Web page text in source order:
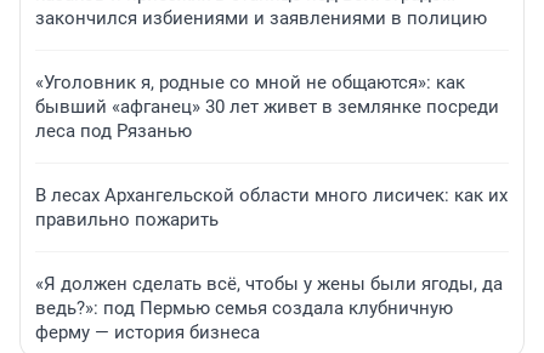
закончился избиениями и заявлениями в полицию
«Уголовник я, родные со мной не общаются»: как
бывший «афганец» 30 лет живет в землянке посреди
леса под Рязанью
В лесах Архангельской области много лисичек: как их
правильно пожарить
«Я должен сделать всё, чтобы у жены были ягоды, да
ведь?»: под Пермью семья создала клубничную
ферму — история бизнеса